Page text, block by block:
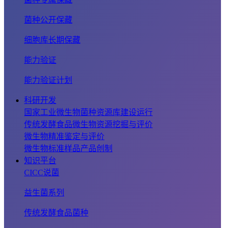
菌种公开保藏
细胞库长期保藏
能力验证
能力验证计划
科研开发
国家工业微生物菌种资源库建设运行
传统发酵食品微生物资源挖掘与评价
微生物精准鉴定与评价
微生物标准样品产品创制
知识平台
CICC说菌
益生菌系列
传统发酵食品菌种